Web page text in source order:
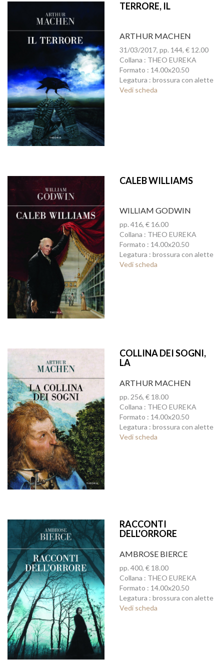
TERRORE, IL
ARTHUR MACHEN
31/03/2017, pp. 144, € 12.00
Collana : THEO EUREKA
Formato : 14.00x20.50
Legatura : brossura con alette
Vedi scheda
CALEB WILLIAMS
WILLIAM GODWIN
pp. 416, € 16.00
Collana : THEO EUREKA
Formato : 14.00x20.50
Legatura : brossura con alette
Vedi scheda
COLLINA DEI SOGNI,
LA
ARTHUR MACHEN
pp. 256, € 18.00
Collana : THEO EUREKA
Formato : 14.00x20.50
Legatura : brossura con alette
Vedi scheda
RACCONTI
DELL'ORRORE
AMBROSE BIERCE
pp. 400, € 18.00
Collana : THEO EUREKA
Formato : 14.00x20.50
Legatura : brossura con alette
Vedi scheda